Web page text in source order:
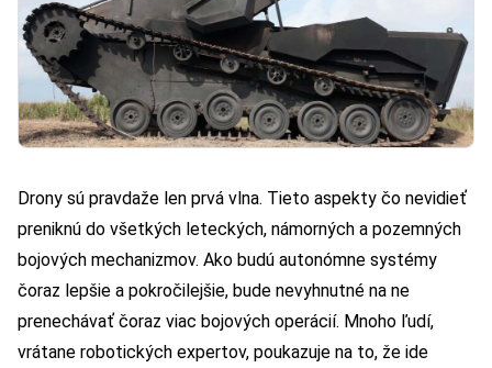
Drony sú pravdaže len prvá vlna. Tieto aspekty čo nevidieť
preniknú do všetkých leteckých, námorných a pozemných
bojových mechanizmov. Ako budú autonómne systémy
čoraz lepšie a pokročilejšie, bude nevyhnutné na ne
prenechávať čoraz viac bojových operácií. Mnoho ľudí,
vrátane robotických expertov, poukazuje na to, že ide